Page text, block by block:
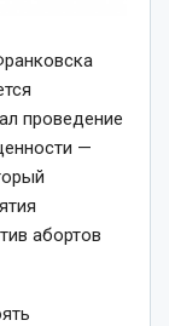
проведение
—
абортов